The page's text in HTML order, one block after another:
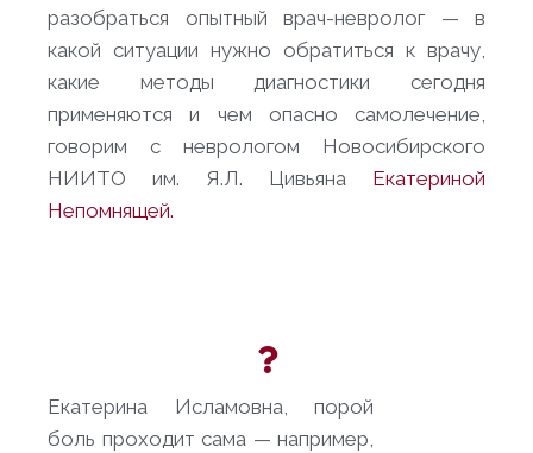
разобраться опытный врач-невролог — в
какой ситуации нужно обратиться к врачу,
какие методы диагностики сегодня
применяются и чем опасно самолечение,
говорим с неврологом Новосибирского
НИИТО им. Я.Л. Цивьяна Екатериной
Непомнящей.
Екатерина Исламовна, порой
боль проходит сама — например,